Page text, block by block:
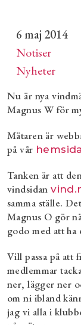
6 maj 2014
Notiser
Nyheter
Nu är nya
Magnus W för
Mätaren är
på vår hemsida
Tanken är att
vindsidan
samma ställe.
Magnus O gör
godo med att ha
Vill passa på att
medlemmar
ner, lägger ner
om ni ibland
jag vi alla i